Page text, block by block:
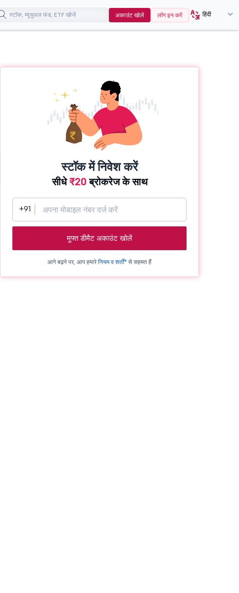
अकाउंट खोलें लॉग इन करें हिंदी
स्टॉक में निवेश करें
सीधे₹20ब्रोकरेज के साथ
+91
मुफ्त डीमैट अकाउंट खोलें
आगे बढ़ने पर, आप हमारेनियम व शर्तों* से सहमत हैं